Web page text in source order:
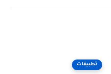
تطبيقات